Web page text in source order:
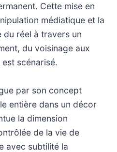
Cette mise en
médiatique et la
réel à travers un
du voisinage aux
scénarisé.
par son concept
entière dans un décor
la dimension
de la vie de
avec subtilité la